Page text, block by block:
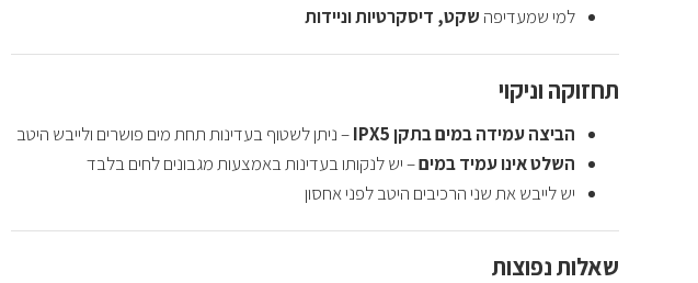
למי שמעדיפה שקט, דיסקרטיות וניידות
תחזוקה וניקוי
הביצה עמידה במים בתקן IPX5
– ניתן לשטוף בעדינות תחת מים פושרים ולייבש היטב
השלט אינו עמיד במים– יש לנקותו בעדינות באמצעות מגבונים לחים בלבד
יש לייבש את שני הרכיבים היטב לפני אחסון
שאלות נפוצות